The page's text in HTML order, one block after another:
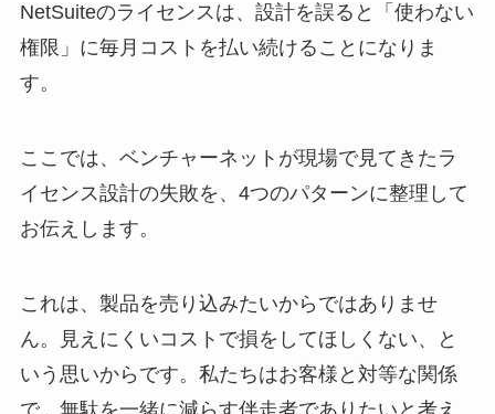
NetSuiteのライセンスは、設計を誤ると「使わない
権限」に毎月コストを払い続けることになりま
す。
ここでは、ベンチャーネットが現場で見てきたラ
イセンス設計の失敗を、4つのパターンに整理して
お伝えします。
これは、製品を売り込みたいからではありませ
ん。見えにくいコストで損をしてほしくない、と
いう思いからです。私たちはお客様と対等な関係
で、無駄を一緒に減らす伴走者でありたいと考え